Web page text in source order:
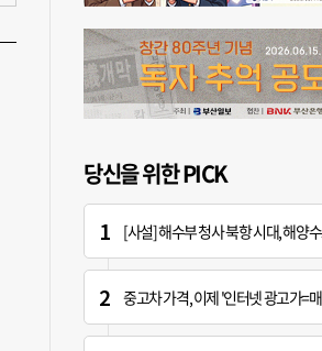
당신을 위한 PICK
[사설] 해수부 청사 북항 시대, 해양수도권 이
중고차 가격, 이제 '인터넷 광고가=